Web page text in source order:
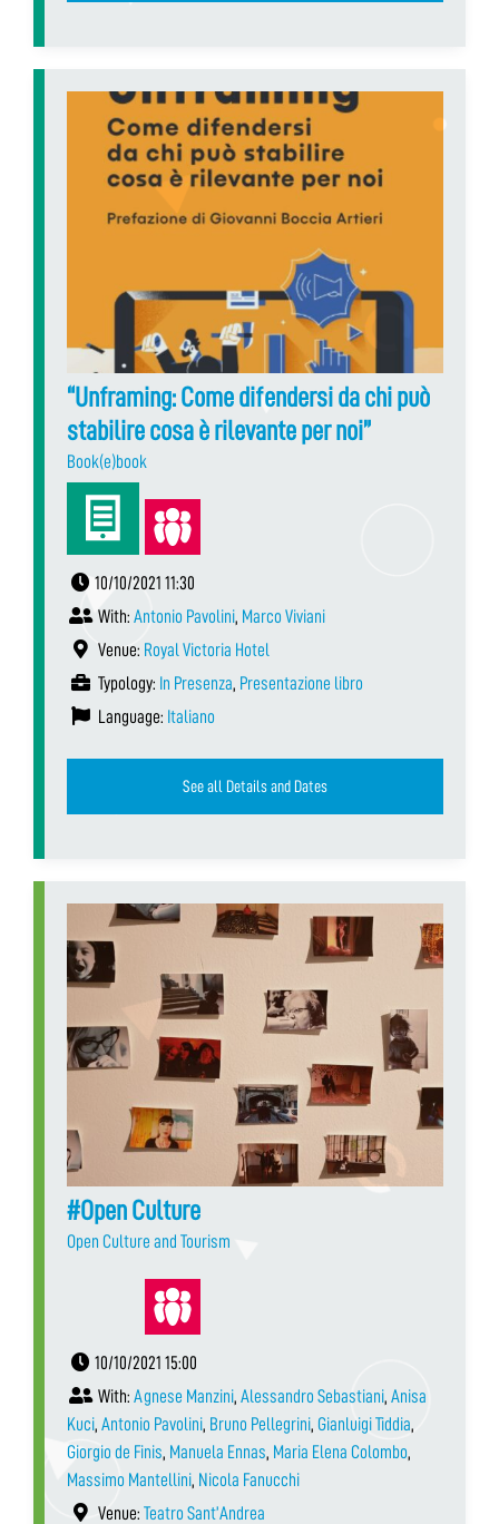
“Unframing: Come difendersi da chi può
stabilire cosa è rilevante per noi”
Book(e)book
10/10/2021 11:30
With: Antonio Pavolini, Marco Viviani
Venue: Royal Victoria Hotel
Typology: In Presenza, Presentazione libro
Language: Italiano
See all Details and Dates
#Open Culture
Open Culture and Tourism
10/10/2021 15:00
With: Agnese Manzini, Alessandro Sebastiani, Anisa
Kuci, Antonio Pavolini, Bruno Pellegrini, Gianluigi Tiddia,
Giorgio de Finis, Manuela Ennas, Maria Elena Colombo,
Massimo Mantellini, Nicola Fanucchi
Venue: Teatro Sant’Andrea